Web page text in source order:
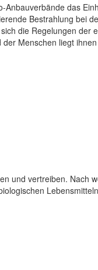
Anbauverbände das
Bestrahlung bei
die Regelungen der
Menschen liegt
und vertreiben. Nach